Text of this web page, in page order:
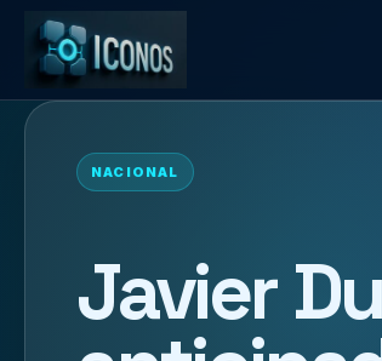
NACIONAL
Javier